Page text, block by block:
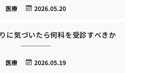
2026.05.20
医療
に気づいたら何科を受診すべきか
2026.05.19
医療